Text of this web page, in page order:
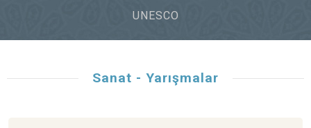
UNESCO
Sanat - Yarışmalar